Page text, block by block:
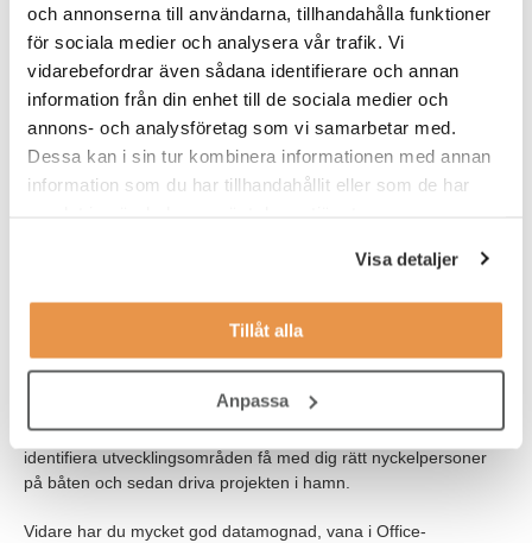
och annonserna till användarna, tillhandahålla funktioner
för sociala medier och analysera vår trafik. Vi
vidarebefordrar även sådana identifierare och annan
information från din enhet till de sociala medier och
annons- och analysföretag som vi samarbetar med.
Dessa kan i sin tur kombinera informationen med annan
information som du har tillhandahållit eller som de har
Visa detaljer
Tillåt alla
Anpassa
Din tjänst som Verksamhetsutvecklare är organiserad under
äldreomsorgschefen och ingår i ledningsgruppen för
äldreomsorgen.
VEM ÄR DU?
För att lyckas i rollen behöver du ha en genuin kompetens och
praktisk erfarenhet av hur verksamhetsutveckling bäst bedrivs
Du har även erfarenhet av facklig samverkan och dialog och du
verksamheten. Tjänsten har många kontaktytor varför du som
person behöver vara flexibel, bra på att samarbeta och snabbt
vinna förtroende hos dem du samarbetar med.
Erfarenhet av kommunal verksamhet är meriterande, liksom
som erfarenhet av extern leverantör. Du har förmågan att
identifiera utvecklingsområden få med dig rätt nyckelpersoner
på båten och sedan driva projekten i hamn.
Vidare har du mycket god datamognad, vana i Office-